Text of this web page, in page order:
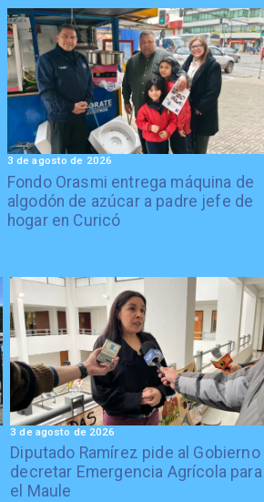
Fondo Orasmi entrega máquina de
algodón de azúcar a padre jefe de
hogar en Curicó
3 de agosto de 2026
Diputado Ramírez pide al Gobierno
decretar Emergencia Agrícola para
el Maule
3 de agosto de 2026